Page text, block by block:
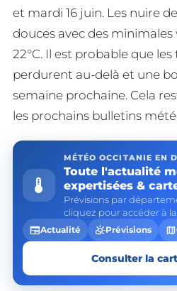
et mardi 16 juin. Les nuire
douces avec des minimales
22°C. Il est probable que
perdurent au-delà et une
semaine prochaine. Cela
les prochains bulletins
device_thermostat
MÉTÉO OCCITANIE EN
Toute l'actualité
expertisées &
Prévisions par
cliquez pour accéder à
newspaperActualité partly_cloudy_dayPrévisions map
Consulter la